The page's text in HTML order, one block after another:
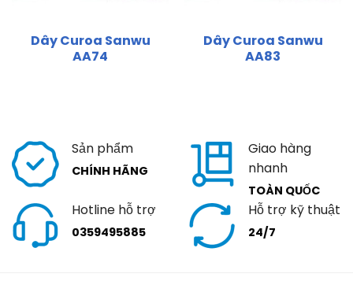
Dây Curoa Sanwu
AA74
Dây Curoa Sanwu
AA83
Sản phẩm
CHÍNH HÃNG
Giao hàng
nhanh
TOÀN QUỐC
Hotline hỗ trợ
0359495885
Hỗ trợ kỹ thuật
24/7